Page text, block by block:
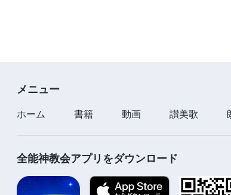
メニュー
ホーム 書籍 動画 讃美歌
全能神教会アプリをダウンロード